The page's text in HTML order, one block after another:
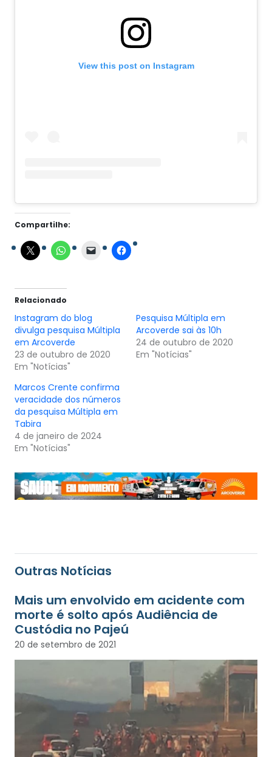
View this post on Instagram
Compartilhe:
Relacionado
Instagram do blog
divulga pesquisa Múltipla
em Arcoverde
23 de outubro de 2020
Em "Notícias"
Pesquisa Múltipla em
Arcoverde sai às 10h
24 de outubro de 2020
Em "Notícias"
Marcos Crente confirma
veracidade dos números
da pesquisa Múltipla em
Tabira
4 de janeiro de 2024
Em "Notícias"
Outras Notícias
Mais um envolvido em acidente com
morte é solto após Audiência de
Custódia no Pajeú
20 de setembro de 2021